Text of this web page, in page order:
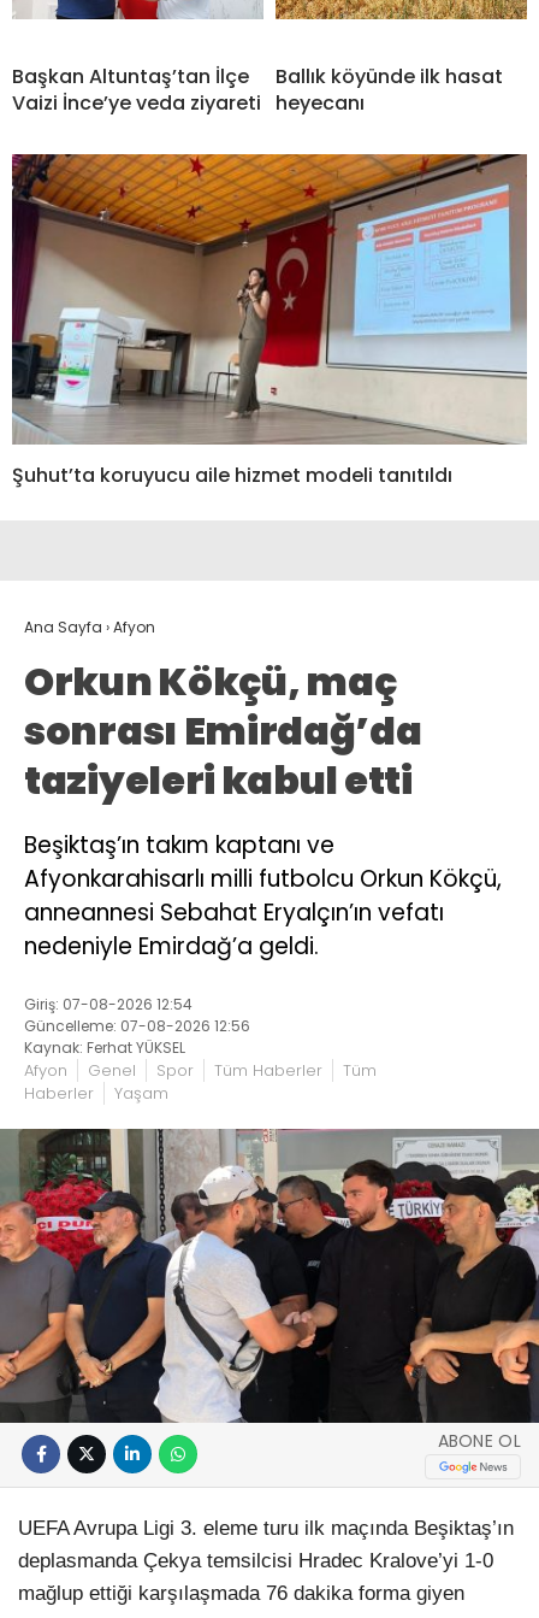
Başkan Altuntaş’tan İlçe
Vaizi İnce’ye veda ziyareti
Ballık köyünde ilk hasat
heyecanı
Şuhut’ta koruyucu aile hizmet modeli tanıtıldı
Ana Sayfa ›Afyon
Orkun Kökçü, maç
sonrası Emirdağ’da
taziyeleri kabul etti
Beşiktaş’ın takım kaptanı ve
Afyonkarahisarlı milli futbolcu Orkun Kökçü,
anneannesi Sebahat Eryalçın’ın vefatı
nedeniyle Emirdağ’a geldi.
Giriş: 07-08-2026 12:54
Güncelleme: 07-08-2026 12:56
Kaynak: Ferhat YÜKSEL
Afyon Genel Spor Tüm Haberler
Tüm
Haberler
Yaşam
ABONE OL
UEFA Avrupa Ligi 3. eleme turu ilk maçında Beşiktaş’ın
deplasmanda Çekya temsilcisi Hradec Kralove’yi 1-0
mağlup ettiği karşılaşmada 76 dakika forma giyen